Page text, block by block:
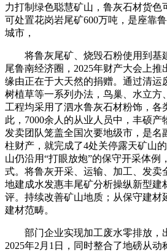
力打制绿色聪慧矿山，鲁灰石材货色
可处置花岗岩尾矿600万吨，是座靠
城市，
将鲁灰尾矿、烧毁石粉使用到基
尾鲁南经济圈，2025年财产大会上
缘由正在于大天然的捐赠。通过清运
树植草等一系列办法，鸟巢、水立方
工程均采用了泗水鲁灰石材粉饰，各
此，7000余人的从业人员中，丰硕产
发卖团队笼盖全国次要地级市，是名
柱财产，就完成了4处关停露天矿山
山仍沿用“打眼放炮”的保守开采体例
式。将鲁灰开采、运输、加工、发卖
地建成水发惠丰尾矿分析操纵新型建
评。持续改善矿山地质；从保守建材
建材范畴。
部门企业实现加工废水零排放，出
2025年2月1日，同时整合了地磅从